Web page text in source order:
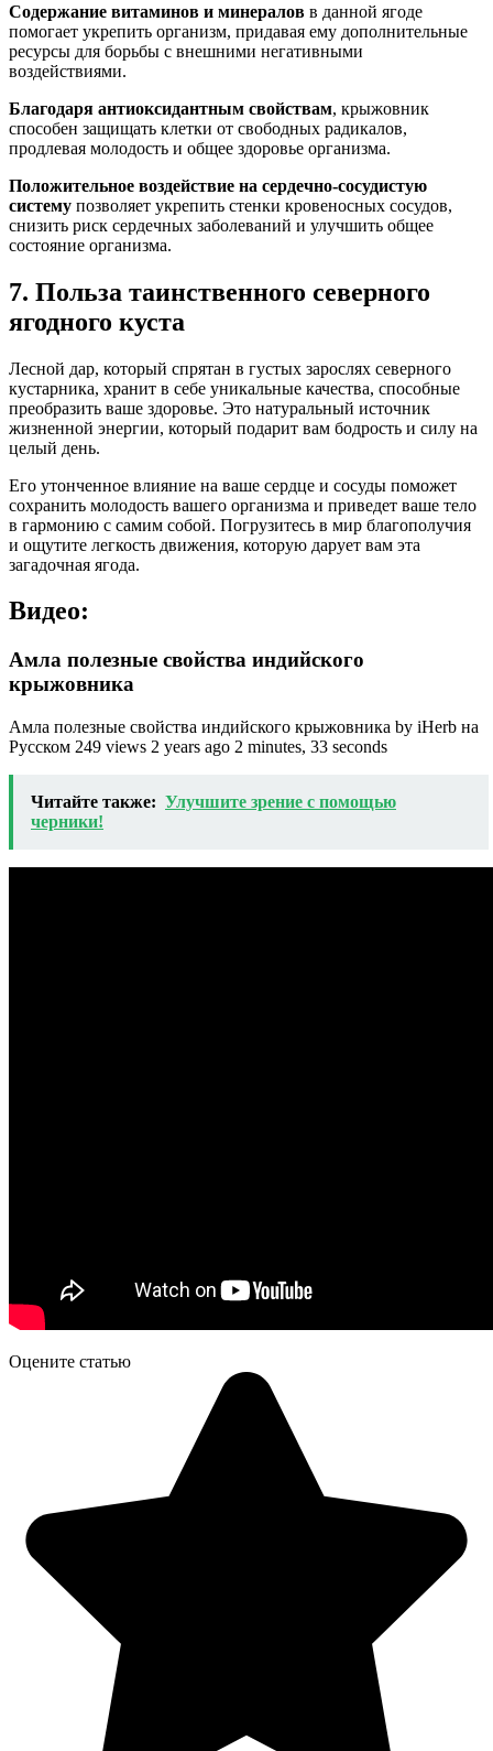
Содержание витаминов и минералов в данной ягоде
помогает укрепить организм, придавая ему дополнительные
ресурсы для борьбы с внешними негативными
воздействиями.
Благодаря антиоксидантным свойствам, крыжовник
способен защищать клетки от свободных радикалов,
продлевая молодость и общее здоровье организма.
Положительное воздействие на сердечно-сосудистую
систему позволяет укрепить стенки кровеносных сосудов,
снизить риск сердечных заболеваний и улучшить общее
состояние организма.
7. Польза таинственного северного
ягодного куста
Лесной дар, который спрятан в густых зарослях северного
кустарника, хранит в себе уникальные качества, способные
преобразить ваше здоровье. Это натуральный источник
жизненной энергии, который подарит вам бодрость и силу на
целый день.
Его утонченное влияние на ваше сердце и сосуды поможет
сохранить молодость вашего организма и приведет ваше тело
в гармонию с самим собой. Погрузитесь в мир благополучия
и ощутите легкость движения, которую дарует вам эта
загадочная ягода.
Видео:
Амла полезные свойства индийского
крыжовника
Амла полезные свойства индийского крыжовника by iHerb на
Русском 249 views 2 years ago 2 minutes, 33 seconds
Читайте также: Улучшите зрение с помощью
черники!
Оцените статью